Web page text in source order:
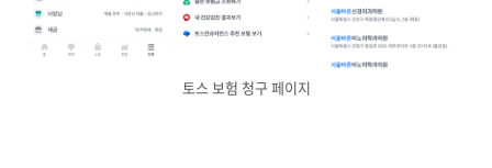
토스 보험 청구 페이지